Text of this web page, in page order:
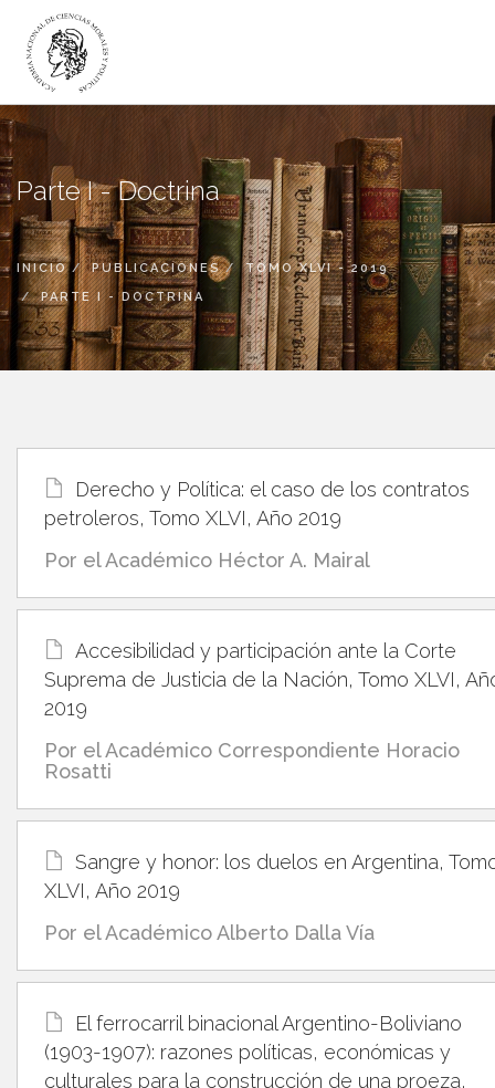
LA ACADEMIA
ACADÉMICOS
INSTITUTOS
DICTÁMENES
PUBLICACIONES
CANAL DIGITAL
BIBLIOTECA
Parte I - Doctrina
INICIO PUBLICACIONES
TOMO XLVI - 2019
PARTE I - DOCTRINA
Derecho y Política: el caso de los contratos
petroleros, Tomo XLVI, Año 2019
Por el Académico Héctor A. Mairal
Accesibilidad y participación ante la Corte
Suprema de Justicia de la Nación, Tomo XLVI,
2019
Por el Académico Correspondiente Horacio
Rosatti
Sangre y honor: los duelos en Argentina,
XLVI, Año 2019
Por el Académico Alberto Dalla Vía
El ferrocarril binacional Argentino-Boliviano
(1903-1907): razones políticas, económicas y
culturales para la construcción de una proeza,